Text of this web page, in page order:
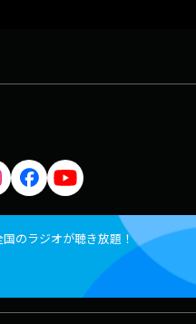
のラジオが聴き放題！